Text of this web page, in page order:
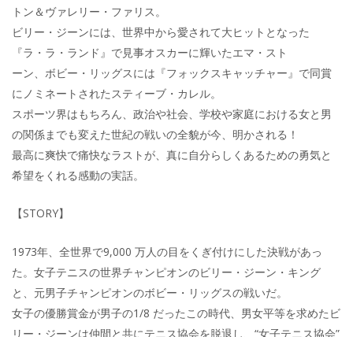
トン＆ヴァレリー・ファリス。
ビリー・ジーンには、世界中から愛されて大ヒットとなった
『ラ・ラ・ランド』で見事オスカーに輝いたエマ・スト
ーン、ボビー・リッグスには『フォックスキャッチャー』で同賞
にノミネートされたスティーブ・カレル。
スポーツ界はもちろん、政治や社会、学校や家庭における女と男
の関係までも変えた世紀の戦いの全貌が今、明かされる！
最高に爽快で痛快なラストが、真に自分らしくあるための勇気と
希望をくれる感動の実話。
【STORY】
1973年、全世界で9,000 万人の目をくぎ付けにした決戦があっ
た。女子テニスの世界チャンピオンのビリー・ジーン・キング
と、元男子チャンピオンのボビー・リッグスの戦いだ。
女子の優勝賞金が男子の1/8 だったこの時代、男女平等を求めたビ
リー・ジーンは仲間と共にテニス協会を脱退し、“女子テニス協会”